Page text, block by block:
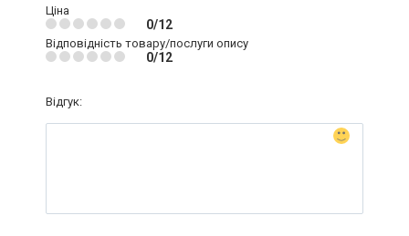
Ціна
0/12
Відповідність товару/послуги опису
0/12
Відгук: